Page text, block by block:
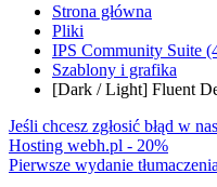
Strona główna
Pliki
IPS Community Suite
Szablony i grafika
[Dark / Light] Fluent
Jeśli chcesz zgłosić błąd w
Hosting webh.pl - 20%
Pierwsze wydanie